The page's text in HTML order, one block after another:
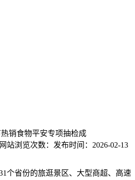
销食物平安专项抽检成
站浏览次数： 发布时间： 2026-02-13
省份的旅逛景区、大型商超、高速